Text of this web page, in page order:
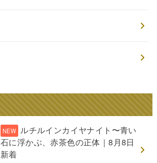
ルチルインカイヤナイト〜青い
石に浮かぶ、赤茶色の正体｜8月8日
新着